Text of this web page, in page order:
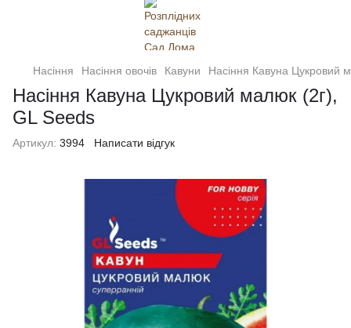
Насіння Насіння овочів Кавуни Насіння Кавуна Цукровий
Насіння Кавуна Цукровий малюк (2г),
GL Seeds
Артикул: 3994 Написати відгук